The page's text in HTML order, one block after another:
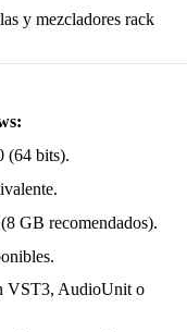
y mezcladores rack
(64 bits).
GB recomendados).
VST3, AudioUnit o